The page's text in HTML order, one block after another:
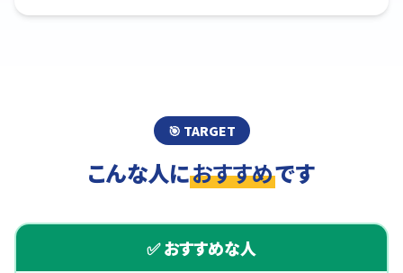
🎯 TARGET
こんな人におすすめです
✅ おすすめな人